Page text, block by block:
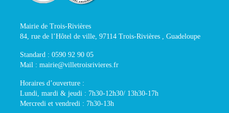
Mairie de Trois-Rivières
84, rue de l’Hôtel de ville, 97114 Trois-Rivières , Guadeloupe
Standard : 0590 92 90 05
Mail : mairie@villetroisrivieres.fr
Horaires d’ouverture :
Lundi, mardi & jeudi : 7h30-12h30/ 13h30-17h
Mercredi et vendredi : 7h30-13h